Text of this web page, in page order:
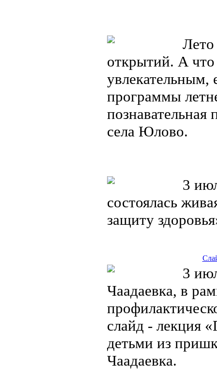
открытий. А что
увлекательным,
программы
села Юлово.
3
состоялась
защиту
3
Чаадаевка, в
слайд - лекция
детьми из
Чаадаевка.